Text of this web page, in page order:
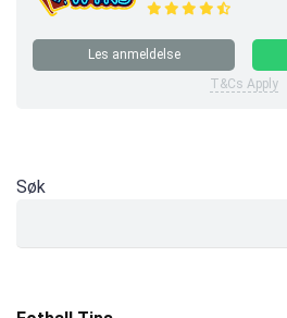
Les anmeldelse
T&Cs Apply
Søk